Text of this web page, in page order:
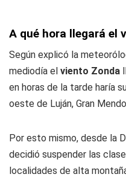
A qué hora llegará el
Según explicó la
mediodía el viento Zonda
en horas de la tarde haría
oeste de Luján, Gran
Por esto mismo, desde la
decidió suspender las
localidades de alta